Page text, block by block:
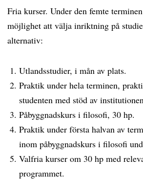
Fria kurser. Under den femte
möjlighet att välja inriktning på
alternativ:
Utlandsstudier, i mån av plats.
Praktik under hela terminen,
studenten med stöd av
Påbyggnadskurs i filosofi, 30 hp.
Praktik under första halvan av
inom påbyggnadskurs i filosofi
Valfria kurser om 30 hp med
programmet.